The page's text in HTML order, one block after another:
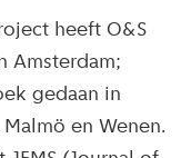
heeft O&S
Amsterdam;
gedaan in
en Wenen.